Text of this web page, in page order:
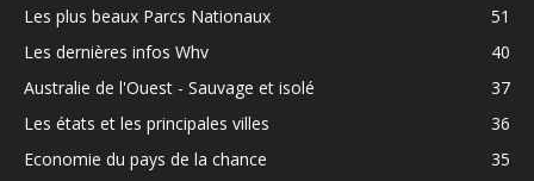
Les plus beaux Parcs Nationaux
51
Les dernières infos Whv
40
Australie de l'Ouest - Sauvage et isolé
37
Les états et les principales villes
36
Economie du pays de la chance
35